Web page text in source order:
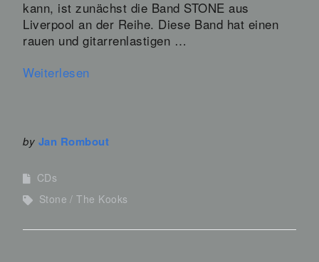
kann, ist zunächst die Band STONE aus
Liverpool an der Reihe. Diese Band hat einen
rauen und gitarrenlastigen …
Weiterlesen
by Jan Rombout
CDs
Stone
The Kooks